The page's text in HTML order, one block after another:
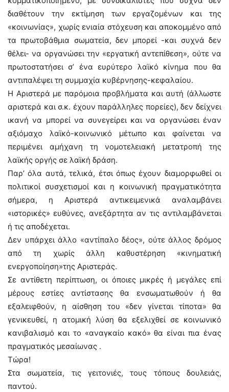
διαθέτουν την εκτίμηση των εργαζομένων και της
«κοινωνίας», χωρίς ενιαία στόχευση και αποκομμένο από
τα πρωτοβάθμια σωματεία, δεν μπορεί -και συχνά δεν
θέλει- να οργανώσει την «εργατική αντεπίθεση», ούτε να
πρωτοστατήσει σ’ ένα ευρύτερο λαϊκό κίνημα που θα
αντιπαλέψει τη συμμαχία κυβέρνησης-κεφαλαίου.
Η Αριστερά με παρόμοια προβλήματα και αυτή (άλλωστε
αριστερά και σ.κ. έχουν παράλληλες πορείες), δεν δείχνει
ικανή να μπορεί να συνεγείρει και να οργανώσει έναν
αξιόμαχο λαϊκό-κοινωνικό μέτωπο και φαίνεται να
περιμένει αμήχανη τη νομοτελειακή μετατροπή της
λαϊκής οργής σε λαϊκή δράση.
Παρ’ όλα αυτά, τελικά, έτσι όπως έχουν διαμορφωθεί οι
πολιτικοί συσχετισμοί και η κοινωνική πραγματικότητα
σήμερα, η Αριστερά αντικειμενικά αναλαμβάνει
«ιστορικές» ευθύνες, ανεξάρτητα αν τις αντιλαμβάνεται
ή τις αποδέχεται.
Δεν υπάρχει άλλο «αντίπαλο δέος», ούτε άλλος δρόμος
από τη χωρίς άλλη καθυστέρηση «κινηματική
ενεργοποίηση»της Αριστεράς.
Σε αντίθετη περίπτωση, οι όποιες μικρές ή μεγάλες επί
μέρους εστίες αντίστασης θα ενσωματωθούν ή θα
εξαλειφθούν, η αίσθηση του «δεν γίνεται τίποτα» θα
γενικευθεί, η ατομική λύση θα εξελιχθεί σε κοινωνικό
κανιβαλισμό και το «αναγκαίο κακό» θα είναι πια ένας
πραγματικός μεσαίωνας .
Τώρα!
Στα σωματεία, τις γειτονιές, τους τόπους δουλειάς,
παντού.